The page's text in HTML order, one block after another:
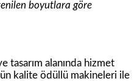
boyutlara göre
tasarım alanında hizmet
kalite ödüllü makineleri ile